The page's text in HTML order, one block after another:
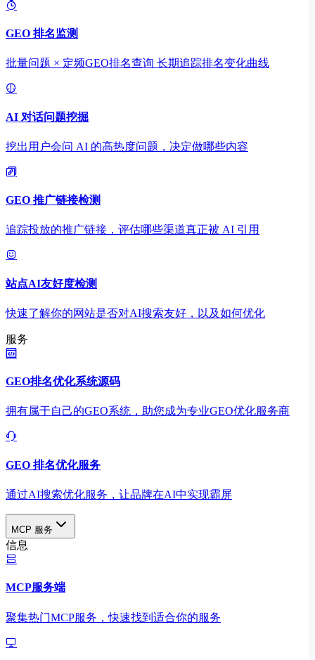
GEO 排名监测
批量问题 × 定频GEO排名查询 长期追踪排名变化曲线
AI 对话问题挖掘
挖出用户会问 AI 的高热度问题，决定做哪些内容
GEO 推广链接检测
追踪投放的推广链接，评估哪些渠道真正被 AI 引用
站点AI友好度检测
快速了解你的网站是否对AI搜索友好，以及如何优化
服务
GEO排名优化系统源码
拥有属于自己的GEO系统，助您成为专业GEO优化服务商
GEO 排名优化服务
通过AI搜索优化服务，让品牌在AI中实现霸屏
MCP 服务
信息
MCP服务端
聚集热门MCP服务，快速找到适合你的服务